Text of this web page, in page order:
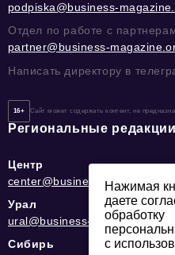
podpiska@business-
Отдел по работе с
partner@business-
Написать директору в
16+ Сайт может содержать контент, не
Региональные редакции
Центр
center@business-
Урал
ural@business-magazine.online
Сибирь
Нажимая
даете
обработку
с